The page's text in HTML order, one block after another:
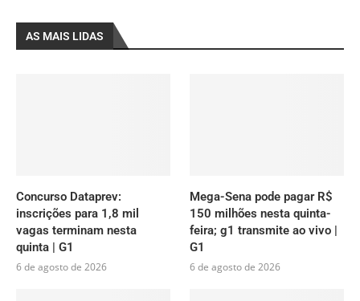
AS MAIS LIDAS
Concurso Dataprev:
inscrições para 1,8 mil
vagas terminam nesta
quinta | G1
6 de agosto de 2026
Mega-Sena pode pagar R$
150 milhões nesta quinta-
feira; g1 transmite ao vivo |
G1
6 de agosto de 2026